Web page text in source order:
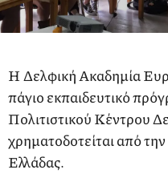
Η Δελφική Ακαδημία
πάγιο εκπαιδευτικό
Πολιτιστικού Κέντρου
χρηματοδοτείται από
Ελλάδας.